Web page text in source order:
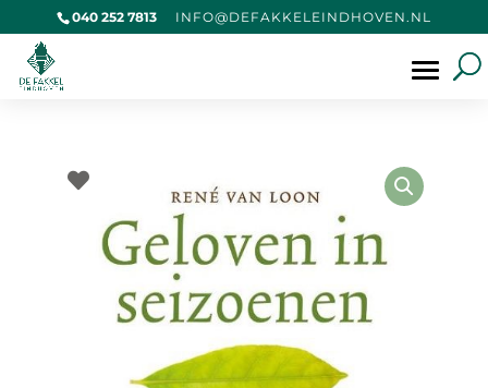
040 252 7813 LN.NE
VOHDN
IELEK
KAFED
@OFNI
Producten